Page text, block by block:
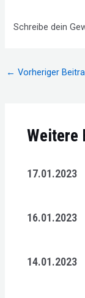
Schreibe dein
Beitragsnavigation
← Vorheriger
Weitere
17.01.2023
16.01.2023
14.01.2023